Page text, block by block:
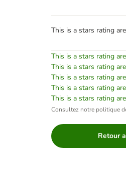
This is a stars rating
This is a stars rating
This is a stars rating
This is a stars rating
This is a stars rating
This is a stars rating
Consultez notre politique
Retour